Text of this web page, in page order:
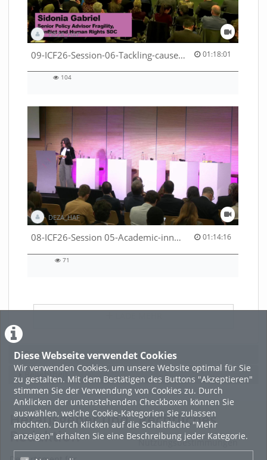
Diese Webseite verwendet Cookies
Wir verwenden Cookies, um unsere Website optimal für Sie
zu gestalten. Mit dem Bestätigen des Buttons "Akzeptieren"
stimmen Sie der Verwendung von Cookies zu. Durch
Anklicken der untenstehenden Checkboxen können Sie
auswählen, welche Cookie-Kategorien Sie zulassen
möchten. Durch Klicken auf die Schaltfläche "Mehr
anzeigen" erhalten Sie eine Beschreibung jeder Kategorie.
DEZA_HAF
09-ICF26-Session-06-Tackling-causes-of-crises-not-symptoms-53529531690001791 01:18:01
01:18:01 duration
104
DEZA_HAF
08-ICF26-Session 05-Academic-innovation-meets-international-cooperation-53529531670001791 01:14:16
01:14:16 duration
71
Featured
Beliebtheit
Herausgeber und
Redaktion
Rechtliches
Nutzungsbestimmungen